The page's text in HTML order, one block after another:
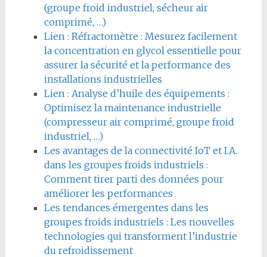
(groupe froid industriel, sécheur air
comprimé, …)
Lien : Réfractomètre : Mesurez facilement
la concentration en glycol essentielle pour
assurer la sécurité et la performance des
installations industrielles
Lien : Analyse d’huile des équipements :
Optimisez la maintenance industrielle
(compresseur air comprimé, groupe froid
industriel, …)
Les avantages de la connectivité IoT et I.A.
dans les groupes froids industriels :
Comment tirer parti des données pour
améliorer les performances
Les tendances émergentes dans les
groupes froids industriels : Les nouvelles
technologies qui transforment l’industrie
du refroidissement